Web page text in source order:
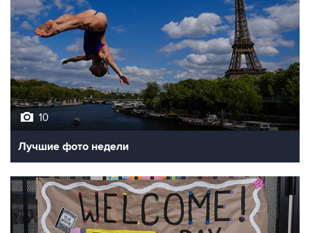
10
Лучшие фото недели